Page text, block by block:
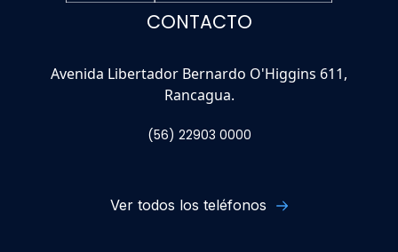
CONTACTO
Avenida Libertador Bernardo O'Higgins 611,
Rancagua.
(56) 22903 0000
Ver todos los teléfonos